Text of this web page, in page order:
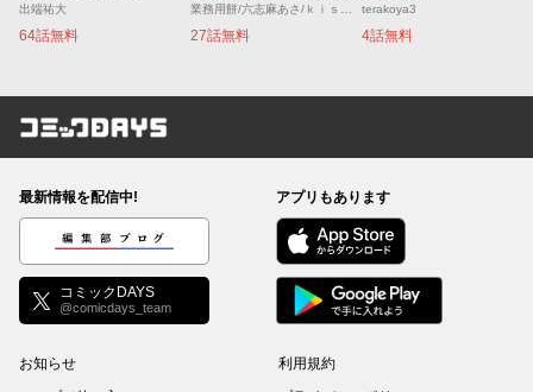
出端祐大
64話無料
業務用餅/六志麻あさ/ｋｉｓｕｉ
27話無料
terakoya3
4話無料
コミックDAYS
最新情報を配信中!
編集部ブログ
コミックDAYS
@comicdays_team
アプリもあります
お知らせ
利用規約